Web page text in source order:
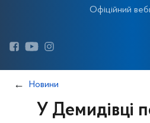
Офіційний
Новини
У Демидівці